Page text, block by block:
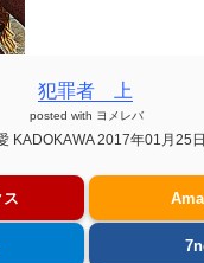
犯罪者 上
posted with ヨメレバ
KADOKAWA 2017年01月25